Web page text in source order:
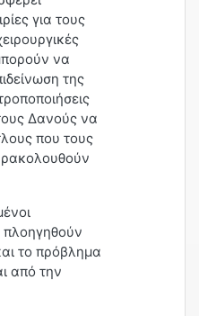
για τους
να
της
Δανούς να
που τους
πλοηγηθούν
το πρόβλημα
από την